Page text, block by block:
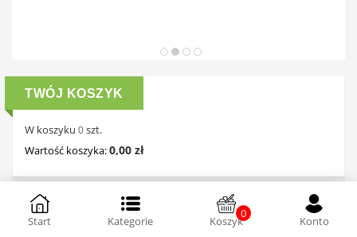
TWÓJ KOSZYK
W koszyku 0 szt.
Wartość koszyka:0,00 zł
Start Kategorie Koszyk
0
Konto